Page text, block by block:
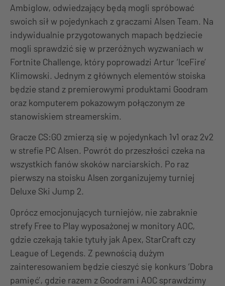
Ambiglow, odwiedzający będą mogli spróbować
swoich sił w pojedynkach z graczami Alsen Team. Na
indywidualnie przygotowanych mapach będziecie
mogli sprawdzić się w przeróżnych wyzwaniach w
Fortnite Challenge, który poprowadzi Artur ‘IceFire’
Klimowski. Jednym z głównych elementów stoiska
będzie stand z premierowymi produktami Goodram
oraz komputerem pokazowym połączonym ze
stanowiskiem streamerskim.
Gracze CS:GO zmierzą się w pojedynkach 1v1 oraz 2v2
w strefie PC Alsen. Powrót do przeszłości czeka na
wszystkich fanów skoków narciarskich. Po raz
pierwszy na stoisku Alsen zorganizujemy turniej
Deluxe Ski Jump 2.
Oprócz emocjonujących turniejów, nie zabraknie
strefy Free to Play wyposażonej w monitory AOC,
gdzie czekają takie tytuły jak Apex, StarCraft czy
League of Legends. Z pewnością dużym
zainteresowaniem będzie cieszyć się konkurs ‘Dobra
pamięć’, gdzie razem z Goodram i AOC sprawdzimy